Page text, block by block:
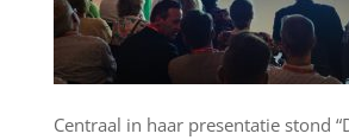
Centraal in haar presentatie stond